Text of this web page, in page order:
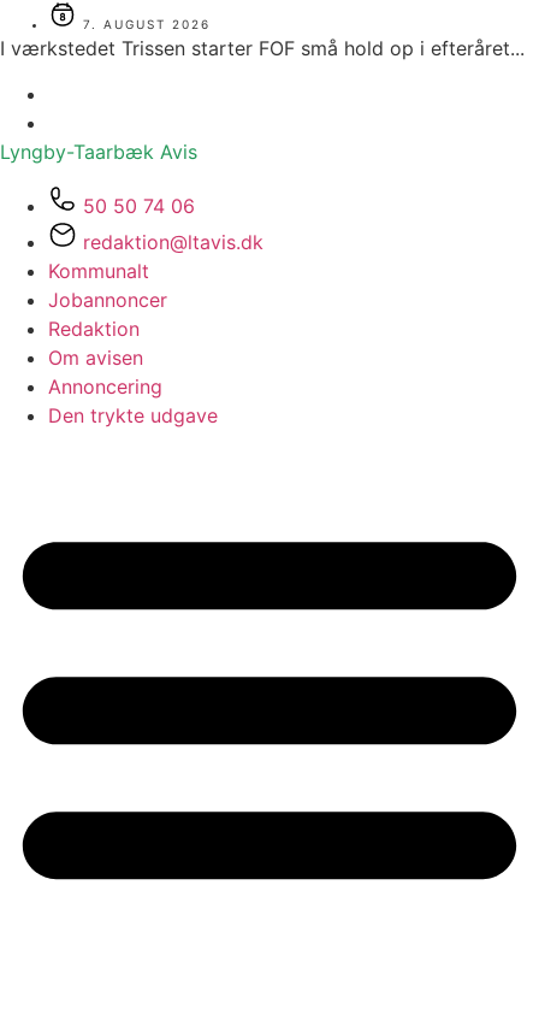
7. AUGUST 2026
I værkstedet Trissen starter FOF små hold op i efteråret...
Lyngby-Taarbæk Avis
50 50 74 06
redaktion@ltavis.dk
Kommunalt
Jobannoncer
Redaktion
Om avisen
Annoncering
Den trykte udgave